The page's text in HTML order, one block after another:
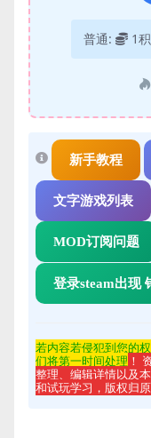
普通: 1
新手教程
文字游戏列表
MOD订阅问题
登录steam出现
若内容若侵犯到您的
们将第一时间处理 ！
整理、编辑详情以及
和试玩学习，版权归原